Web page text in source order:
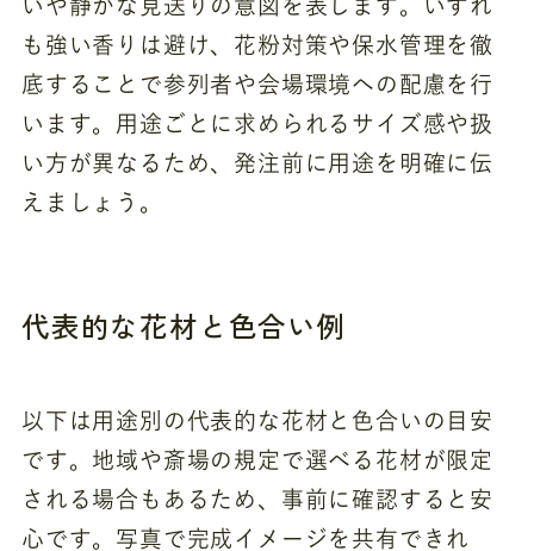
いや静かな見送りの意図を表します。いずれ
も強い香りは避け、花粉対策や保水管理を徹
底することで参列者や会場環境への配慮を行
います。用途ごとに求められるサイズ感や扱
い方が異なるため、発注前に用途を明確に伝
えましょう。
代表的な花材と色合い例
以下は用途別の代表的な花材と色合いの目安
です。地域や斎場の規定で選べる花材が限定
される場合もあるため、事前に確認すると安
心です。写真で完成イメージを共有できれ